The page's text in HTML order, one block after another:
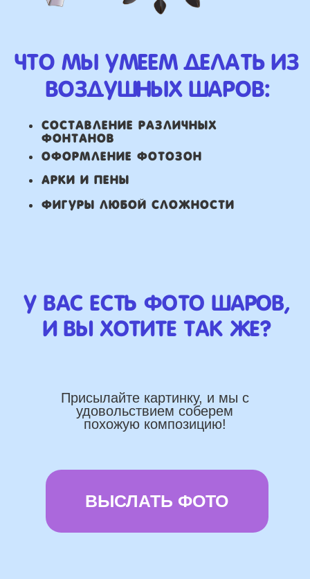
посредника
Бонусы и скидки постоянным
покупателям
НАШИ ГЛАВНЫЕ
ПРЕИМУЩЕСТВА
доставка и оплата